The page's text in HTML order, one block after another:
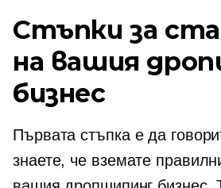
Стъпки за
на вашия
бизнес
Първата стъпка е да
знаете, че вземате